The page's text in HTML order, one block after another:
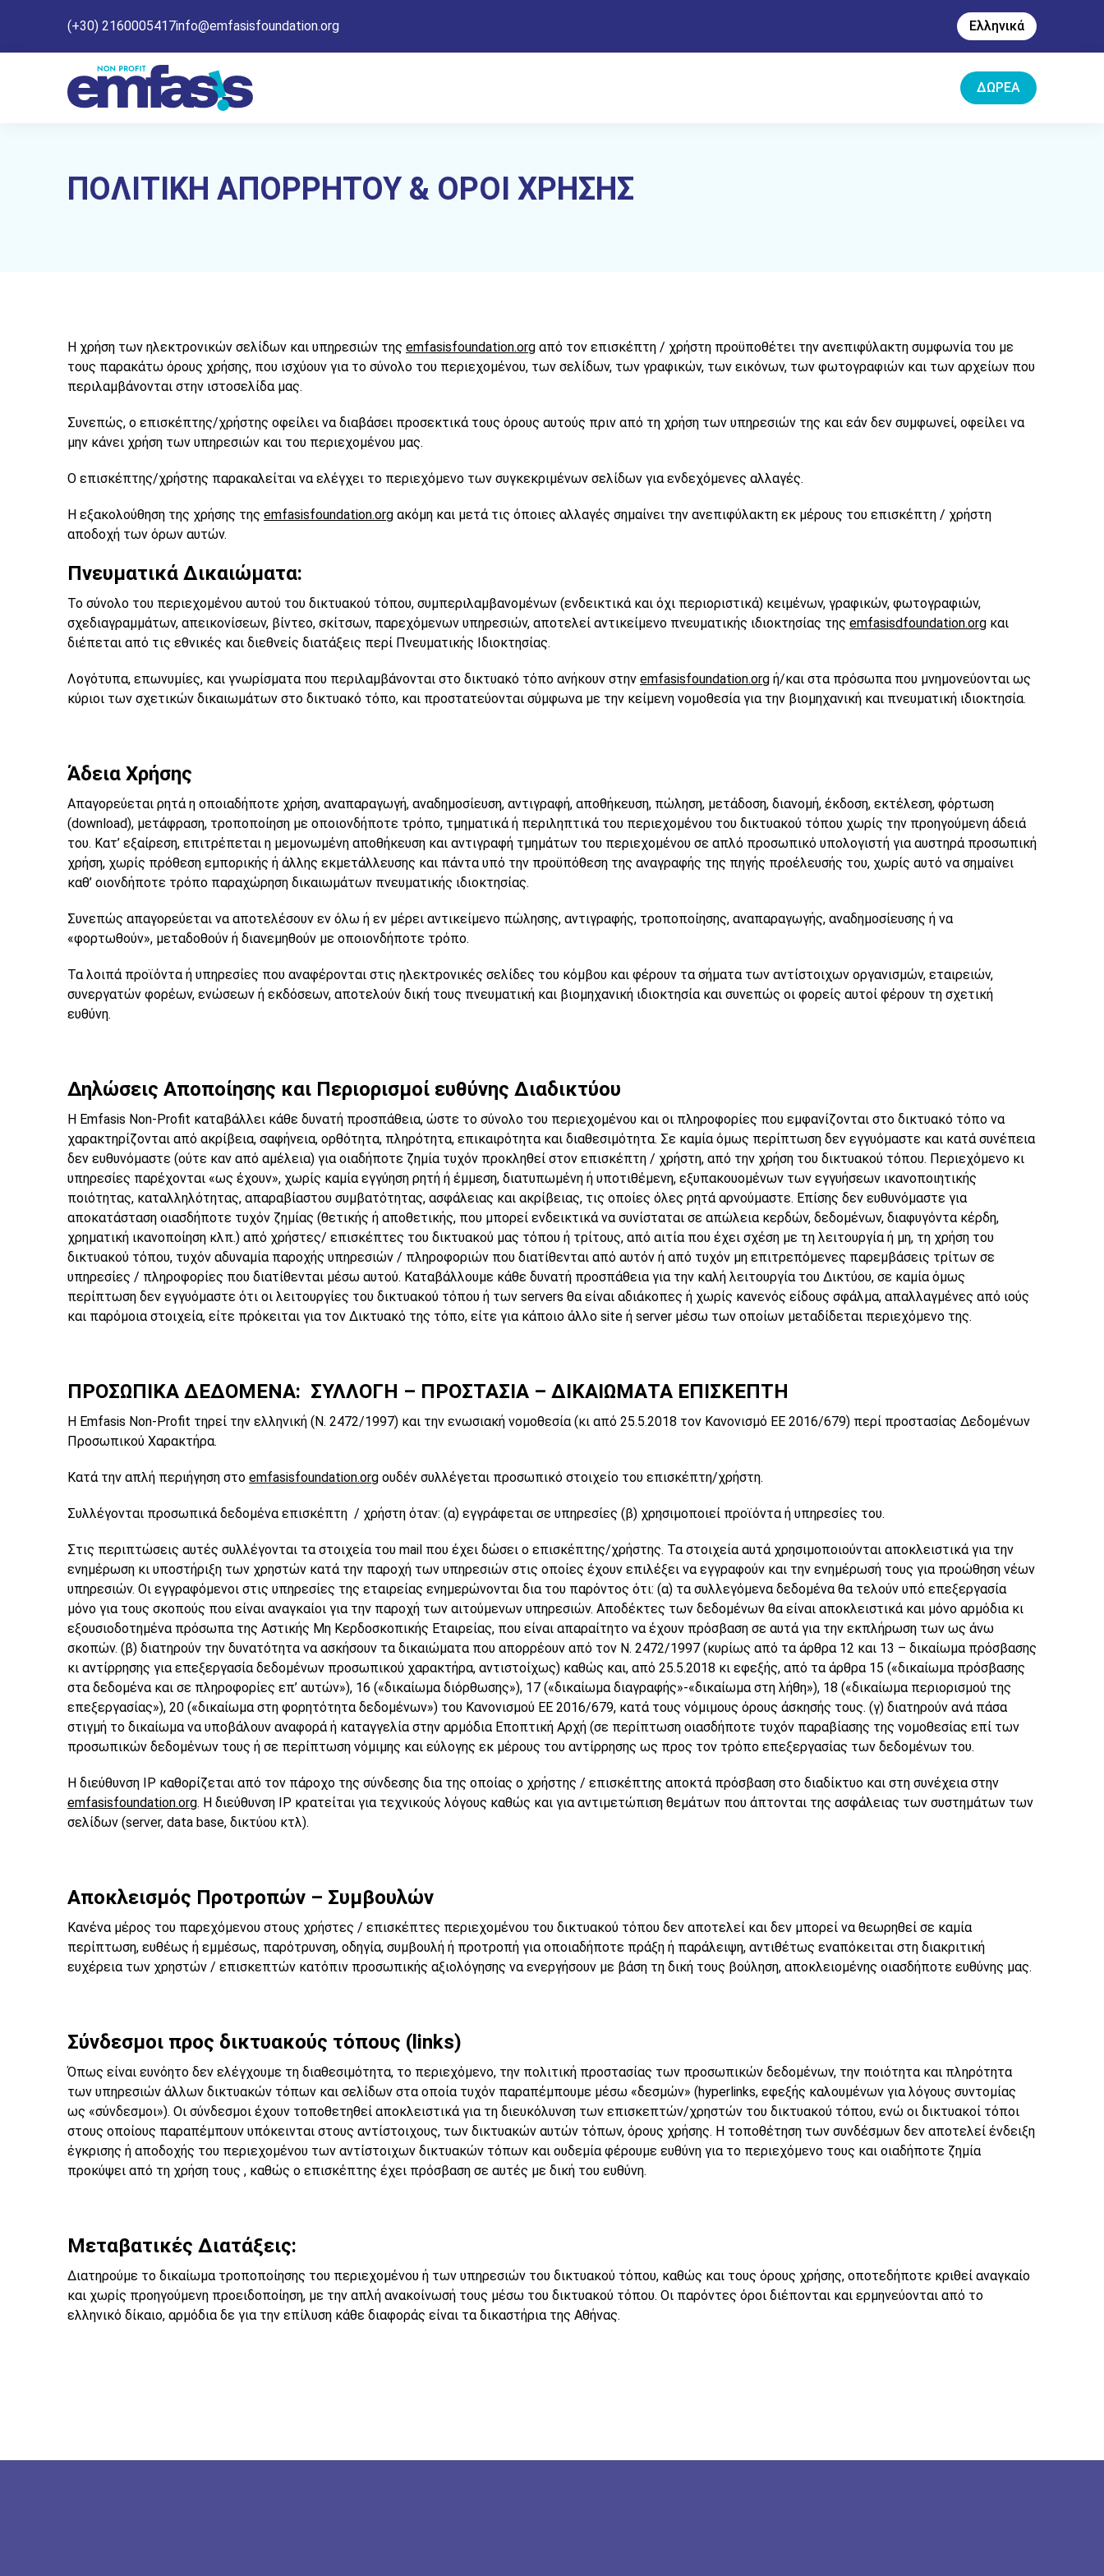
(+30) 2160005417info@emfasisfoundation.org Ελληνικά
ΔΩΡΕΆ
ΠΟΛΙΤΙΚΗ ΑΠΟΡΡΗΤΟΥ & ΟΡΟΙ ΧΡΗΣΗΣ
Η χρήση των ηλεκτρονικών σελίδων και υπηρεσιών της emfasisfoundation.org από τον επισκέπτη / χρήστη προϋποθέτει την ανεπιφύλακτη συμφωνία του με
τους παρακάτω όρους χρήσης, που ισχύουν για το σύνολο του περιεχομένου, των σελίδων, των γραφικών, των εικόνων, των φωτογραφιών και των αρχείων που
περιλαμβάνονται στην ιστοσελίδα μας.
Συνεπώς, ο επισκέπτης/χρήστης οφείλει να διαβάσει προσεκτικά τους όρους αυτούς πριν από τη χρήση των υπηρεσιών της και εάν δεν συμφωνεί, οφείλει να
μην κάνει χρήση των υπηρεσιών και του περιεχομένου μας.
Ο επισκέπτης/χρήστης παρακαλείται να ελέγχει το περιεχόμενο των συγκεκριμένων σελίδων για ενδεχόμενες αλλαγές.
Η εξακολούθηση της χρήσης της emfasisfoundation.org ακόμη και μετά τις όποιες αλλαγές σημαίνει την ανεπιφύλακτη εκ μέρους του επισκέπτη / χρήστη
αποδοχή των όρων αυτών.
Πνευματικά Δικαιώματα:
Το σύνολο του περιεχομένου αυτού του δικτυακού τόπου, συμπεριλαμβανομένων (ενδεικτικά και όχι περιοριστικά) κειμένων, γραφικών, φωτογραφιών,
σχεδιαγραμμάτων, απεικονίσεων, βίντεο, σκίτσων, παρεχόμενων υπηρεσιών, αποτελεί αντικείμενο πνευματικής ιδιοκτησίας της emfasisdfoundation.org και
διέπεται από τις εθνικές και διεθνείς διατάξεις περί Πνευματικής Ιδιοκτησίας.
Λογότυπα, επωνυμίες, και γνωρίσματα που περιλαμβάνονται στο δικτυακό τόπο ανήκουν στην emfasisfoundation.org ή/και στα πρόσωπα που μνημονεύονται ως
κύριοι των σχετικών δικαιωμάτων στο δικτυακό τόπο, και προστατεύονται σύμφωνα με την κείμενη νομοθεσία για την βιομηχανική και πνευματική ιδιοκτησία.
Άδεια Χρήσης
Απαγορεύεται ρητά η οποιαδήποτε χρήση, αναπαραγωγή, αναδημοσίευση, αντιγραφή, αποθήκευση, πώληση, μετάδοση, διανομή, έκδοση, εκτέλεση, φόρτωση
(download), μετάφραση, τροποποίηση με οποιονδήποτε τρόπο, τμηματικά ή περιληπτικά του περιεχομένου του δικτυακού τόπου χωρίς την προηγούμενη άδειά
του. Κατ’ εξαίρεση, επιτρέπεται η μεμονωμένη αποθήκευση και αντιγραφή τμημάτων του περιεχομένου σε απλό προσωπικό υπολογιστή για αυστηρά προσωπική
χρήση, χωρίς πρόθεση εμπορικής ή άλλης εκμετάλλευσης και πάντα υπό την προϋπόθεση της αναγραφής της πηγής προέλευσής του, χωρίς αυτό να σημαίνει
καθ’ οιονδήποτε τρόπο παραχώρηση δικαιωμάτων πνευματικής ιδιοκτησίας.
Συνεπώς απαγορεύεται να αποτελέσουν εν όλω ή εν μέρει αντικείμενο πώλησης, αντιγραφής, τροποποίησης, αναπαραγωγής, αναδημοσίευσης ή να
«φορτωθούν», μεταδοθούν ή διανεμηθούν με οποιονδήποτε τρόπο.
Τα λοιπά προϊόντα ή υπηρεσίες που αναφέρονται στις ηλεκτρονικές σελίδες του κόμβου και φέρουν τα σήματα των αντίστοιχων οργανισμών, εταιρειών,
συνεργατών φορέων, ενώσεων ή εκδόσεων, αποτελούν δική τους πνευματική και βιομηχανική ιδιοκτησία και συνεπώς οι φορείς αυτοί φέρουν τη σχετική
ευθύνη.
Δηλώσεις Αποποίησης και Περιορισμοί ευθύνης Διαδικτύου
H Emfasis Non-Profit καταβάλλει κάθε δυνατή προσπάθεια, ώστε το σύνολο του περιεχομένου και οι πληροφορίες που εμφανίζονται στο δικτυακό τόπο να
χαρακτηρίζονται από ακρίβεια, σαφήνεια, ορθότητα, πληρότητα, επικαιρότητα και διαθεσιμότητα. Σε καμία όμως περίπτωση δεν εγγυόμαστε και κατά συνέπεια
δεν ευθυνόμαστε (ούτε καν από αμέλεια) για οιαδήποτε ζημία τυχόν προκληθεί στον επισκέπτη / χρήστη, από την χρήση του δικτυακού τόπου. Περιεχόμενο κι
υπηρεσίες παρέχονται «ως έχουν», χωρίς καμία εγγύηση ρητή ή έμμεση, διατυπωμένη ή υποτιθέμενη, εξυπακουομένων των εγγυήσεων ικανοποιητικής
ποιότητας, καταλληλότητας, απαραβίαστου συμβατότητας, ασφάλειας και ακρίβειας, τις οποίες όλες ρητά αρνούμαστε. Επίσης δεν ευθυνόμαστε για
αποκατάσταση οιασδήποτε τυχόν ζημίας (θετικής ή αποθετικής, που μπορεί ενδεικτικά να συνίσταται σε απώλεια κερδών, δεδομένων, διαφυγόντα κέρδη,
χρηματική ικανοποίηση κλπ.) από χρήστες/ επισκέπτες του δικτυακού μας τόπου ή τρίτους, από αιτία που έχει σχέση με τη λειτουργία ή μη, τη χρήση του
δικτυακού τόπου, τυχόν αδυναμία παροχής υπηρεσιών / πληροφοριών που διατίθενται από αυτόν ή από τυχόν μη επιτρεπόμενες παρεμβάσεις τρίτων σε
υπηρεσίες / πληροφορίες που διατίθενται μέσω αυτού. Καταβάλλουμε κάθε δυνατή προσπάθεια για την καλή λειτουργία του Δικτύου, σε καμία όμως
περίπτωση δεν εγγυόμαστε ότι οι λειτουργίες του δικτυακού τόπου ή των servers θα είναι αδιάκοπες ή χωρίς κανενός είδους σφάλμα, απαλλαγμένες από ιούς
και παρόμοια στοιχεία, είτε πρόκειται για τον Δικτυακό της τόπο, είτε για κάποιο άλλο site ή server μέσω των οποίων μεταδίδεται περιεχόμενο της.
ΠΡΟΣΩΠΙΚΑ ΔΕΔΟΜΕΝΑ: ΣΥΛΛΟΓΗ – ΠΡΟΣΤΑΣΙΑ – ΔΙΚΑΙΩΜΑΤΑ ΕΠΙΣΚΕΠΤΗ
H Emfasis Non-Profit τηρεί την ελληνική (Ν. 2472/1997) και την ενωσιακή νομοθεσία (κι από 25.5.2018 τον Κανονισμό ΕΕ 2016/679) περί προστασίας Δεδομένων
Προσωπικού Χαρακτήρα.
Κατά την απλή περιήγηση στο emfasisfoundation.org ουδέν συλλέγεται προσωπικό στοιχείο του επισκέπτη/χρήστη.
Συλλέγονται προσωπικά δεδομένα επισκέπτη / χρήστη όταν: (α) εγγράφεται σε υπηρεσίες (β) χρησιμοποιεί προϊόντα ή υπηρεσίες του.
Στις περιπτώσεις αυτές συλλέγονται τα στοιχεία του mail που έχει δώσει ο επισκέπτης/χρήστης. Τα στοιχεία αυτά χρησιμοποιούνται αποκλειστικά για την
ενημέρωση κι υποστήριξη των χρηστών κατά την παροχή των υπηρεσιών στις οποίες έχουν επιλέξει να εγγραφούν και την ενημέρωσή τους για προώθηση νέων
υπηρεσιών. Οι εγγραφόμενοι στις υπηρεσίες της εταιρείας ενημερώνονται δια του παρόντος ότι: (α) τα συλλεγόμενα δεδομένα θα τελούν υπό επεξεργασία
μόνο για τους σκοπούς που είναι αναγκαίοι για την παροχή των αιτούμενων υπηρεσιών. Αποδέκτες των δεδομένων θα είναι αποκλειστικά και μόνο αρμόδια κι
εξουσιοδοτημένα πρόσωπα της Αστικής Μη Κερδοσκοπικής Εταιρείας, που είναι απαραίτητο να έχουν πρόσβαση σε αυτά για την εκπλήρωση των ως άνω
σκοπών. (β) διατηρούν την δυνατότητα να ασκήσουν τα δικαιώματα που απορρέουν από τον Ν. 2472/1997 (κυρίως από τα άρθρα 12 και 13 – δικαίωμα πρόσβασης
κι αντίρρησης για επεξεργασία δεδομένων προσωπικού χαρακτήρα, αντιστοίχως) καθώς και, από 25.5.2018 κι εφεξής, από τα άρθρα 15 («δικαίωμα πρόσβασης
στα δεδομένα και σε πληροφορίες επ’ αυτών»), 16 («δικαίωμα διόρθωσης»), 17 («δικαίωμα διαγραφής»-«δικαίωμα στη λήθη»), 18 («δικαίωμα περιορισμού της
επεξεργασίας»), 20 («δικαίωμα στη φορητότητα δεδομένων») του Κανονισμού ΕΕ 2016/679, κατά τους νόμιμους όρους άσκησής τους. (γ) διατηρούν ανά πάσα
στιγμή το δικαίωμα να υποβάλουν αναφορά ή καταγγελία στην αρμόδια Εποπτική Αρχή (σε περίπτωση οιασδήποτε τυχόν παραβίασης της νομοθεσίας επί των
προσωπικών δεδομένων τους ή σε περίπτωση νόμιμης και εύλογης εκ μέρους του αντίρρησης ως προς τον τρόπο επεξεργασίας των δεδομένων του.
Η διεύθυνση ΙΡ καθορίζεται από τον πάροχο της σύνδεσης δια της οποίας ο χρήστης / επισκέπτης αποκτά πρόσβαση στο διαδίκτυο και στη συνέχεια στην
emfasisfoundation.org. Η διεύθυνση ΙΡ κρατείται για τεχνικούς λόγους καθώς και για αντιμετώπιση θεμάτων που άπτονται της ασφάλειας των συστημάτων των
σελίδων (server, data base, δικτύου κτλ).
Αποκλεισμός Προτροπών – Συμβουλών
Κανένα μέρος του παρεχόμενου στους χρήστες / επισκέπτες περιεχομένου του δικτυακού τόπου δεν αποτελεί και δεν μπορεί να θεωρηθεί σε καμία
περίπτωση, ευθέως ή εμμέσως, παρότρυνση, οδηγία, συμβουλή ή προτροπή για οποιαδήποτε πράξη ή παράλειψη, αντιθέτως εναπόκειται στη διακριτική
ευχέρεια των χρηστών / επισκεπτών κατόπιν προσωπικής αξιολόγησης να ενεργήσουν με βάση τη δική τους βούληση, αποκλειομένης οιασδήποτε ευθύνης μας.
Σύνδεσμοι προς δικτυακούς τόπους (links)
Όπως είναι ευνόητο δεν ελέγχουμε τη διαθεσιμότητα, το περιεχόμενο, την πολιτική προστασίας των προσωπικών δεδομένων, την ποιότητα και πληρότητα
των υπηρεσιών άλλων δικτυακών τόπων και σελίδων στα οποία τυχόν παραπέμπουμε μέσω «δεσμών» (hyperlinks, εφεξής καλουμένων για λόγους συντομίας
ως «σύνδεσμοι»). Οι σύνδεσμοι έχουν τοποθετηθεί αποκλειστικά για τη διευκόλυνση των επισκεπτών/χρηστών του δικτυακού τόπου, ενώ οι δικτυακοί τόποι
στους οποίους παραπέμπουν υπόκεινται στους αντίστοιχους, των δικτυακών αυτών τόπων, όρους χρήσης. Η τοποθέτηση των συνδέσμων δεν αποτελεί ένδειξη
έγκρισης ή αποδοχής του περιεχομένου των αντίστοιχων δικτυακών τόπων και ουδεμία φέρουμε ευθύνη για το περιεχόμενο τους και οιαδήποτε ζημία
προκύψει από τη χρήση τους , καθώς ο επισκέπτης έχει πρόσβαση σε αυτές με δική του ευθύνη.
Μεταβατικές Διατάξεις:
Διατηρούμε το δικαίωμα τροποποίησης του περιεχομένου ή των υπηρεσιών του δικτυακού τόπου, καθώς και τους όρους χρήσης, οποτεδήποτε κριθεί αναγκαίο
και χωρίς προηγούμενη προειδοποίηση, με την απλή ανακοίνωσή τους μέσω του δικτυακού τόπου. Οι παρόντες όροι διέπονται και ερμηνεύονται από το
ελληνικό δίκαιο, αρμόδια δε για την επίλυση κάθε διαφοράς είναι τα δικαστήρια της Αθήνας.